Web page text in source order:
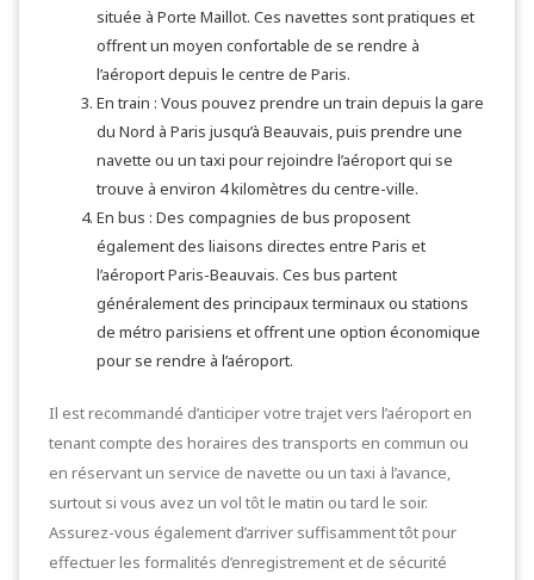
située à Porte Maillot. Ces navettes sont pratiques et
offrent un moyen confortable de se rendre à
l’aéroport depuis le centre de Paris.
En train : Vous pouvez prendre un train depuis la gare
du Nord à Paris jusqu’à Beauvais, puis prendre une
navette ou un taxi pour rejoindre l’aéroport qui se
trouve à environ 4 kilomètres du centre-ville.
En bus : Des compagnies de bus proposent
également des liaisons directes entre Paris et
l’aéroport Paris-Beauvais. Ces bus partent
généralement des principaux terminaux ou stations
de métro parisiens et offrent une option économique
pour se rendre à l’aéroport.
Il est recommandé d’anticiper votre trajet vers l’aéroport en
tenant compte des horaires des transports en commun ou
en réservant un service de navette ou un taxi à l’avance,
surtout si vous avez un vol tôt le matin ou tard le soir.
Assurez-vous également d’arriver suffisamment tôt pour
effectuer les formalités d’enregistrement et de sécurité